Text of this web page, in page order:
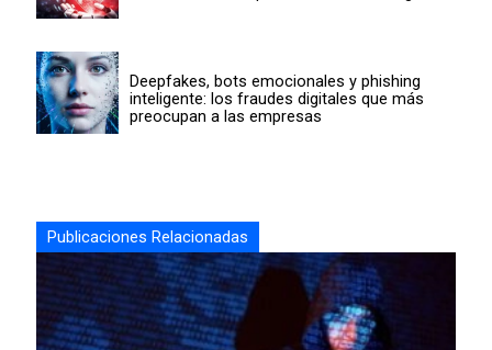
Deepfakes, bots emocionales y phishing
inteligente: los fraudes digitales que más
preocupan a las empresas
Publicaciones Relacionadas